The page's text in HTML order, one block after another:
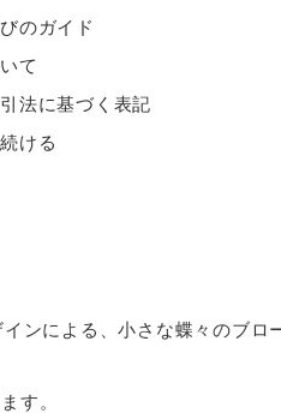
のガイド
て
法に基づく表記
ける
ンによる、小さな蝶々のブロ
す。